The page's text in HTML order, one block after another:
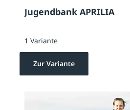
Jugendbank APRILIA
1 Variante
Zur Variante